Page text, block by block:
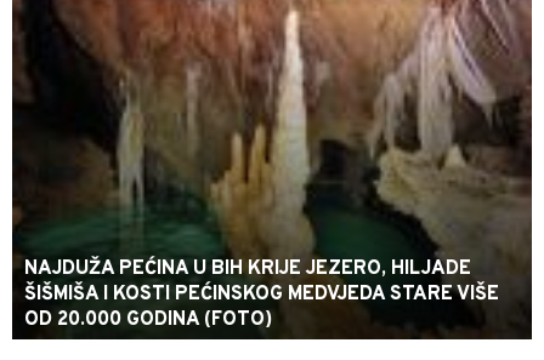
NAJDUŽA PEĆINA U BIH KRIJE JEZERO, HILJADE
ŠIŠMIŠA I KOSTI PEĆINSKOG MEDVJEDA STARE VIŠE
OD 20.000 GODINA (FOTO)